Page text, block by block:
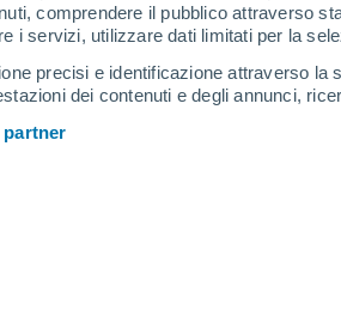
comprendere il pubblico attraverso
i servizi, utilizzare dati limitati per la
precisi e identificazione attraverso
dei contenuti e degli annunci,
a Perisher